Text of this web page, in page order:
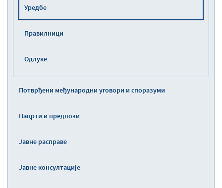
Уредбе
Правилници
Одлуке
Потврђени међународни уговори и споразуми
Нацрти и предлози
Јавне расправе
Јавне консултације